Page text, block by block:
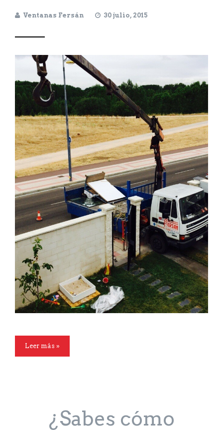
Ventanas Fersán 30 julio, 2015
Leer más »
¿Sabes cómo